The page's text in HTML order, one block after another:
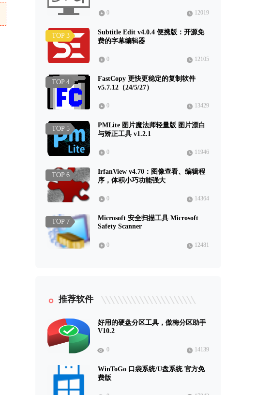
0 12019
TOP 3
Subtitle Edit v4.0.4 便携版：开源免
费的字幕编辑器
0 12105
TOP 4
FastCopy 更快更稳定的复制软件
v5.7.12（24/5/27）
0 13429
TOP 5
PMLite 图片魔法师轻量版 图片漂白
与矫正工具 v1.2.1
0 11946
TOP 6
IrfanView v4.70：图像查看、编辑程
序，体积小巧功能强大
0 14364
TOP 7
Microsoft 安全扫描工具 Microsoft
Safety Scanner
0 12481
推荐软件
好用的硬盘分区工具，傲梅分区助手
V10.2
0 14139
WinToGo 口袋系统/U盘系统 官方免
费版